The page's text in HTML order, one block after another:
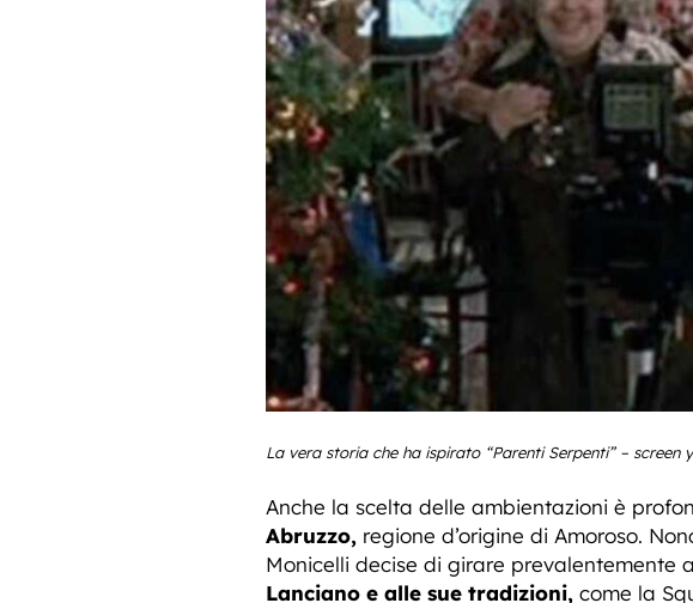
La vera storia che ha ispirato “Parenti Serpenti” – screen
Anche la scelta delle ambientazioni è
Abruzzo, regione d’origine di Amoroso.
Monicelli decise di girare prevalentemente
Lanciano e alle sue tradizioni, come la